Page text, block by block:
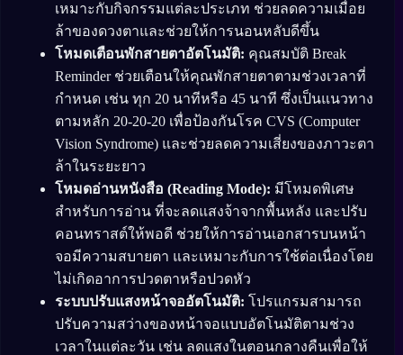
เหมาะกับกิจกรรมแต่ละประเภท ช่วยลดความเมื่อย
ล้าของดวงตาและช่วยให้การนอนหลับดีขึ้น
โหมดเตือนพักสายตาอัตโนมัติ: คุณสมบัติ Break
Reminder ช่วยเตือนให้คุณพักสายตาตามช่วงเวลาที่
กำหนด เช่น ทุก 20 นาทีหรือ 45 นาที ซึ่งเป็นแนวทาง
ตามหลัก 20-20-20 เพื่อป้องกันโรค CVS (Computer
Vision Syndrome) และช่วยลดความเสี่ยงของภาวะตา
ล้าในระยะยาว
โหมดอ่านหนังสือ (Reading Mode): มีโหมดพิเศษ
สำหรับการอ่าน ที่จะลดแสงจ้าจากพื้นหลัง และปรับ
คอนทราสต์ให้พอดี ช่วยให้การอ่านเอกสารบนหน้า
จอมีความสบายตา และเหมาะกับการใช้ต่อเนื่องโดย
ไม่เกิดอาการปวดตาหรือปวดหัว
ระบบปรับแสงหน้าจออัตโนมัติ: โปรแกรมสามารถ
ปรับความสว่างของหน้าจอแบบอัตโนมัติตามช่วง
เวลาในแต่ละวัน เช่น ลดแสงในตอนกลางคืนเพื่อให้